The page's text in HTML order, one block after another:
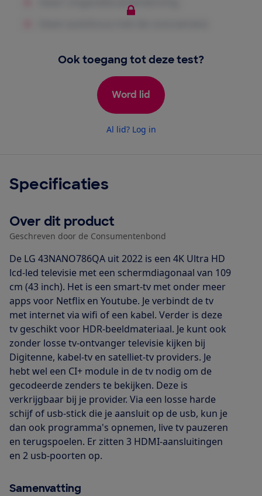
Ook toegang tot deze test?
Word lid
Al lid? Log in
Specificaties
Over dit product
Geschreven door de Consumentenbond
De LG 43NANO786QA uit 2022 is een 4K Ultra HD
lcd-led televisie met een schermdiagonaal van 109
cm (43 inch). Het is een smart-tv met onder meer
apps voor Netflix en Youtube. Je verbindt de tv
met internet via wifi of een kabel. Verder is deze
tv geschikt voor HDR-beeldmateriaal. Je kunt ook
zonder losse tv-ontvanger televisie kijken bij
Digitenne, kabel-tv en satelliet-tv providers. Je
hebt wel een CI+ module in de tv nodig om de
gecodeerde zenders te bekijken. Deze is
verkrijgbaar bij je provider. Via een losse harde
schijf of usb-stick die je aansluit op de usb, kun je
dan ook programma's opnemen, live tv pauzeren
en terugspoelen. Er zitten 3 HDMI-aansluitingen
en 2 usb-poorten op.
Samenvatting